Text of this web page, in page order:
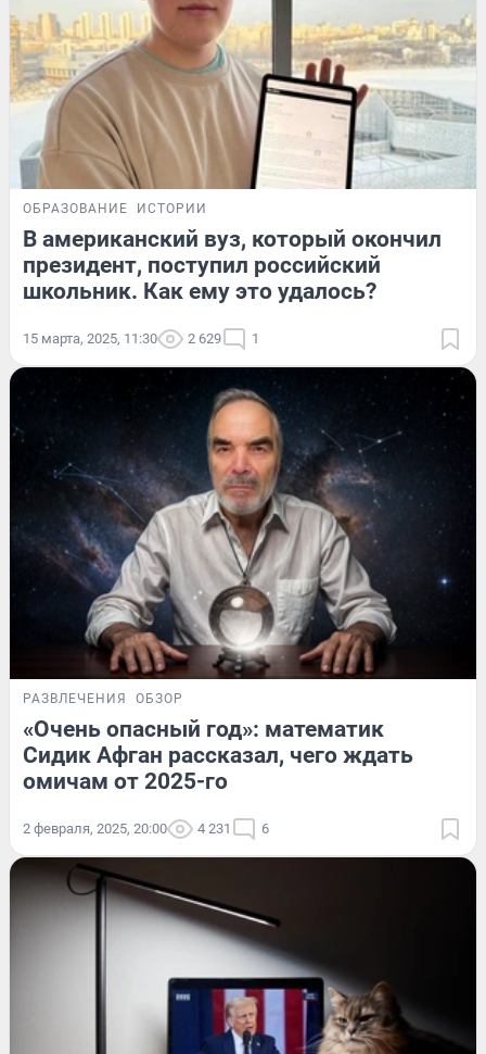
ОБРАЗОВАНИЕ ИСТОРИИ
В американский вуз, который окончил
президент, поступил российский
школьник. Как ему это удалось?
15 марта, 2025, 11:30 2 629 1
РАЗВЛЕЧЕНИЯ ОБЗОР
«Очень опасный год»: математик
Сидик Афган рассказал, чего ждать
омичам от 2025-го
2 февраля, 2025, 20:00 4 231 6